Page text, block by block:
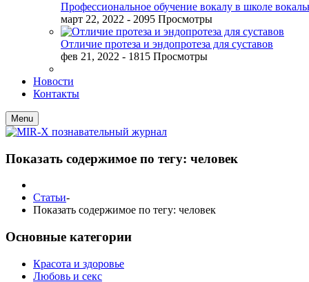
Профессиональное обучение вокалу в школе
март 22, 2022 - 2095 Просмотры
Отличие протеза и эндопротеза для суставов
фев 21, 2022 - 1815 Просмотры
Новости
Контакты
Menu
Показать содержимое по тегу: человек
Статьи-
Показать содержимое по тегу: человек
Основные категории
Красота и здоровье
Любовь и секс